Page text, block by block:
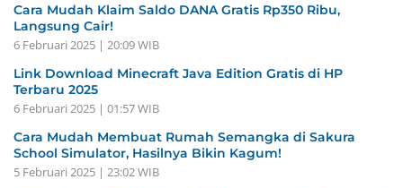
Cara Mudah Klaim Saldo DANA Gratis Rp350 Ribu,
Langsung Cair!
6 Februari 2025 | 20:09 WIB
Link Download Minecraft Java Edition Gratis di HP
Terbaru 2025
6 Februari 2025 | 01:57 WIB
Cara Mudah Membuat Rumah Semangka di Sakura
School Simulator, Hasilnya Bikin Kagum!
5 Februari 2025 | 23:02 WIB